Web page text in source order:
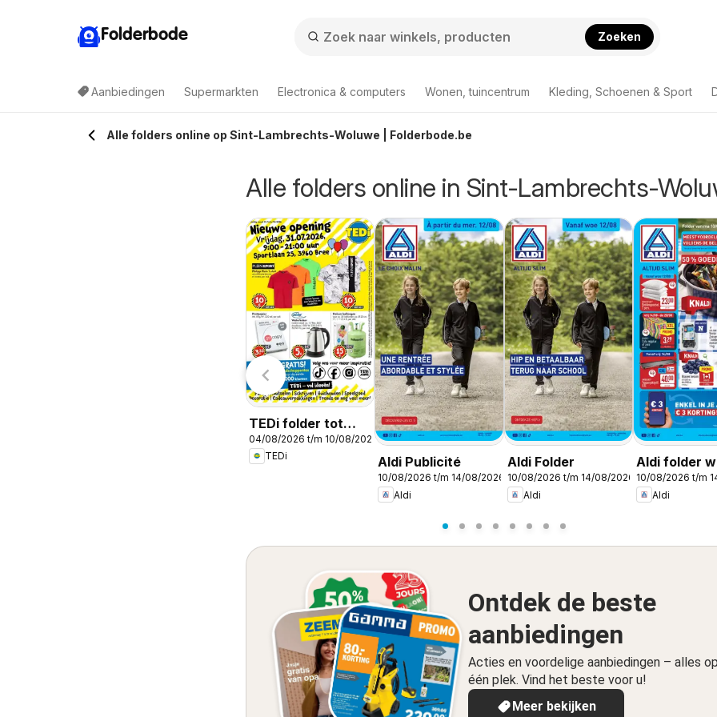
Folderbode Zoeken
Aanbiedingen Supermarkten Electronica & computers Wonen, tuincentrum Kleding, Schoenen & Sport
Alle folders online op Sint-Lambrechts-Woluwe | Folderbode.be
Alle folders online in Sint-Lambrechts-
10/08/2026 t/m 14/08/2026
TEDi folder tot
10.08.2026
04/08/2026 t/m 10/08/2026
TEDi
Aldi Publicité
10/08/2026 t/m 14/08/2026
Aldi
Aldi Folder
10/08/2026 t/m 14/08/2026
Aldi
Aldi folder
10/08/2026 t/m
Aldi
Ontdek de beste
aanbiedingen
Acties en voordelige aanbiedingen – alles op
één plek. Vind het beste voor u!
Meer bekijken